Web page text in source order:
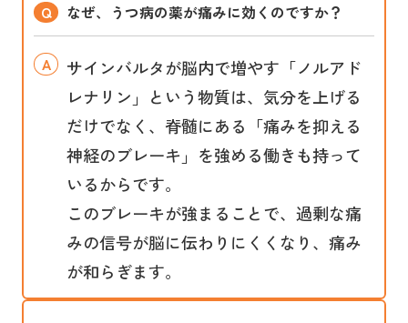
なぜ、うつ病の薬が痛みに効くのですか？
サインバルタが脳内で増やす「ノルアド
レナリン」という物質は、気分を上げる
だけでなく、脊髄にある「痛みを抑える
神経のブレーキ」を強める働きも持って
いるからです。
このブレーキが強まることで、過剰な痛
みの信号が脳に伝わりにくくなり、痛み
が和らぎます。